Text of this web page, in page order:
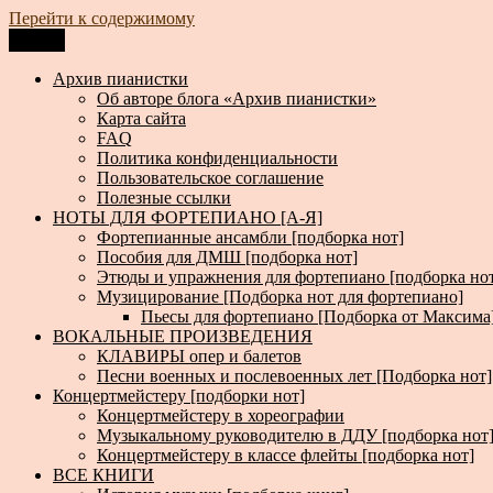
Перейти к содержимому
Архив пианистки
Всё для пианистов: ноты, книги, музыка, статьи…
Архив пианистки
Об авторе блога «Архив пианистки»
Карта сайта
FAQ
Политика конфиденциальности
Пользовательское соглашение
Полезные ссылки
НОТЫ ДЛЯ ФОРТЕПИАНО [А-Я]
Фортепианные ансамбли [подборка нот]
Пособия для ДМШ [подборка нот]
Этюды и упражнения для фортепиано [подборка
Музицирование [Подборка нот для фортепиано]
Пьесы для фортепиано [Подборка от
ВОКАЛЬНЫЕ ПРОИЗВЕДЕНИЯ
КЛАВИРЫ опер и балетов
Песни военных и послевоенных лет [Подборка нот]
Концертмейстеру [подборки нот]
Концертмейстеру в хореографии
Музыкальному руководителю в ДДУ [подборка нот]
Концертмейстеру в классе флейты [подборка нот]
ВСЕ КНИГИ